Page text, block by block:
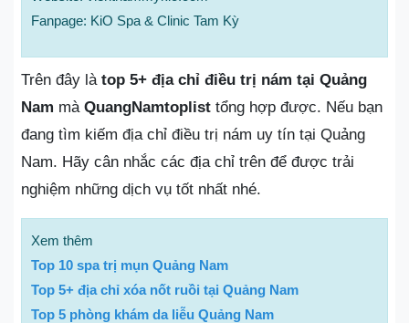
Fanpage: KiO Spa & Clinic Tam Kỳ
Trên đây là top 5+ địa chỉ điều trị nám tại Quảng
Nam mà QuangNamtoplist tổng hợp được. Nếu bạn
đang tìm kiếm địa chỉ điều trị nám uy tín tại Quảng
Nam. Hãy cân nhắc các địa chỉ trên để được trải
nghiệm những dịch vụ tốt nhất nhé.
Xem thêm
Top 10 spa trị mụn Quảng Nam
Top 5+ địa chỉ xóa nốt ruồi tại Quảng Nam
Top 5 phòng khám da liễu Quảng Nam